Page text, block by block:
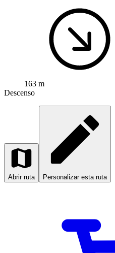
163 m
Descenso
Abrir ruta Personalizar esta ruta